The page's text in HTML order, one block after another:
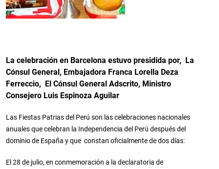
La celebración en Barcelona estuvo presidida por, La
Cónsul General, Embajadora Franca Lorella Deza
Ferreccio, El Cónsul General Adscrito, Ministro
Consejero Luis Espinoza Aguilar
Las Fiestas Patrias del Perú son las celebraciones nacionales
anuales que celebran la Independencia del Perú después del
dominio de España y que constan oficialmente de dos días:
El 28 de julio, en conmemoración a la declaratoria de